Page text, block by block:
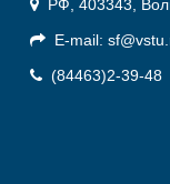
РФ, 403343,
E-mail:
(84463)2-39-48